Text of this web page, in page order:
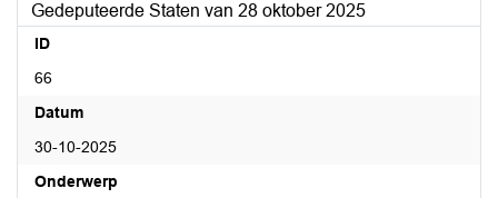
Gedeputeerde Staten van 28 oktober 2025
ID
66
Datum
30-10-2025
Onderwerp